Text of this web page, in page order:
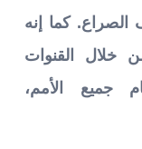
كما إنه
خلال القنوات
جميع الأمم،